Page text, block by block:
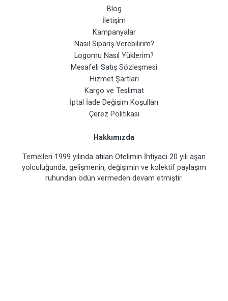
Blog
İletişim
Kampanyalar
Nasıl Sipariş Verebilirim?
Logomu Nasıl Yüklerim?
Mesafeli Satış Sözleşmesi
Hizmet Şartları
Kargo ve Teslimat
İptal İade Değişim Koşulları
Çerez Politikası
Hakkımızda
Temelleri 1999 yılında atılan Otelimin İhtiyacı 20 yılı aşan
yolculuğunda, gelişmenin, değişimin ve kolektif paylaşım
ruhundan ödün vermeden devam etmiştir.